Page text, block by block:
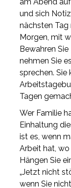
und sich
nächsten Tag
Morgen, mit
Bewahren
nehmen Sie
sprechen. Sie
Tagen
Wer Familie
Einhaltung
ist es, wenn
Arbeit hat, wo
Hängen Sie
„Jetzt nicht
wenn Sie